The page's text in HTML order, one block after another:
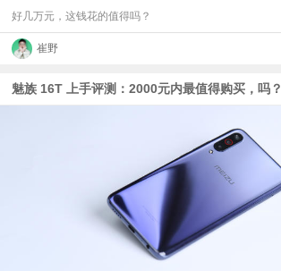
好几万元，这钱花的值得吗？
崔野
魅族 16T 上手评测：2000元内最值得购买，吗？